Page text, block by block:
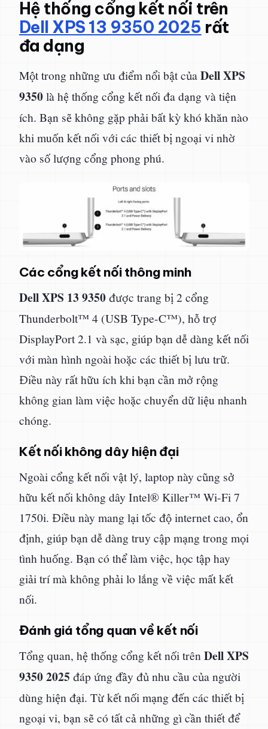
Hệ thống cổng kết nối trên
Dell XPS 13 9350 2025 rất
đa dạng
Một trong những ưu điểm nổi bật củaDell XPS
9350là hệ thống cổng kết nối đa dạng và tiện
ích. Bạn sẽ không gặp phải bất kỳ khó khăn nào
khi muốn kết nối với các thiết bị ngoại vi nhờ
vào số lượng cổng phong phú.
Các cổng kết nối thông minh
Dell XPS 13 9350được trang bị 2 cổng
Thunderbolt™ 4 (USB Type-C™), hỗ trợ
DisplayPort 2.1 và sạc, giúp bạn dễ dàng kết nối
với màn hình ngoài hoặc các thiết bị lưu trữ.
Điều này rất hữu ích khi bạn cần mở rộng
không gian làm việc hoặc chuyển dữ liệu nhanh
chóng.
Kết nối không dây hiện đại
Ngoài cổng kết nối vật lý, laptop này cũng sở
hữu kết nối không dây Intel® Killer™ Wi-Fi 7
1750i. Điều này mang lại tốc độ internet cao, ổn
định, giúp bạn dễ dàng truy cập mạng trong mọi
tình huống. Bạn có thể làm việc, học tập hay
giải trí mà không phải lo lắng về việc mất kết
nối.
Đánh giá tổng quan về kết nối
Tổng quan, hệ thống cổng kết nối trên Dell XPS
9350 2025 đáp ứng đầy đủ nhu cầu của người
dùng hiện đại. Từ kết nối mạng đến các thiết bị
ngoại vi, bạn sẽ có tất cả những gì cần thiết để